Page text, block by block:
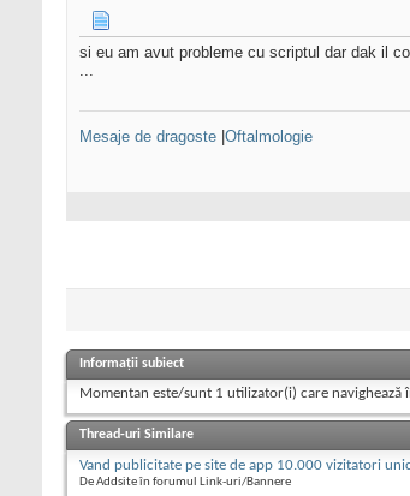
si eu am avut probleme cu scriptul dar dak il
...
Mesaje de dragoste Oftalmologie
Informații subiect
Momentan este/sunt 1 utilizator(i) care navighează
Thread-uri Similare
Vand publicitate pe site de app 10.000 vizitatori
De Addsite în forumul Link-uri/Bannere